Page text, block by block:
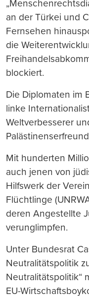
an der Türkei und
Fernsehen
die
blockiert.
Die Diplomaten im
linke
Weltverbesserer
Mit hunderten
auch jenen von
Hilfswerk der
Flüchtlinge
deren Angestellte
verunglimpfen.
Unter Bundesrat
Neutralitätspolitik
Neutralitätspolitik“
EU-